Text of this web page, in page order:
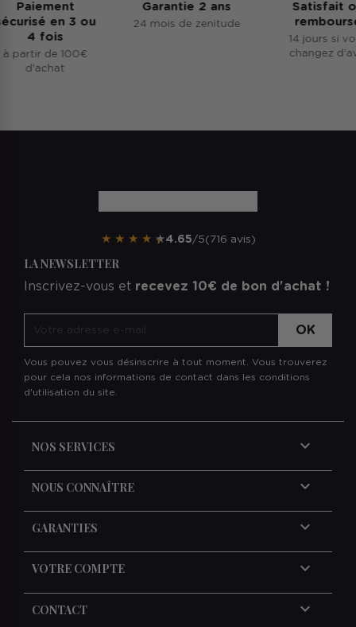
Paiement
en 3 ou
4 fois
de 100€
d'achat
Garantie 2 ans
24 mois de zenitude
Satisfait ou
remboursé
14 jours si vous
changez d'avis
★ ★ ★ ★ ★4.65/5(716 avis)
LA NEWSLETTER
Inscrivez-vous et recevez 10€ de bon d'achat !
Vous pouvez vous désinscrire à tout moment. Vous trouverez
pour cela nos informations de contact dans les conditions
d'utilisation du site.
NOS SERVICES 
NOUS CONNAÎTRE 
GARANTIES 
VOTRE COMPTE 
CONTACT keyboard_arrow_down